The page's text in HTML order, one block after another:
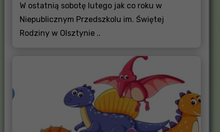
W ostatnią sobotę lutego jak co roku w
Niepublicznym Przedszkolu im. Świętej
Rodziny w Olsztynie ..